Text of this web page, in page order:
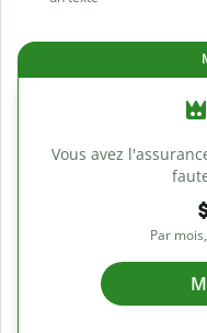
Vous avez
Par